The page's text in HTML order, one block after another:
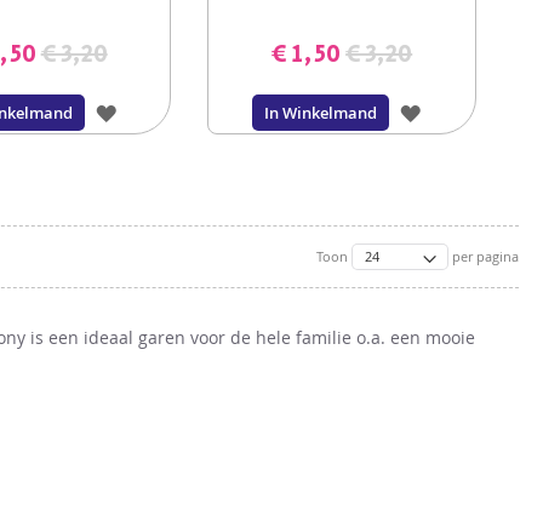
€ 3,20
VOEG
€ 1,50€ 3,20
In Winkelmand
VOEG
Toon per pagina
is een ideaal garen voor de hele familie o.a. een mooie